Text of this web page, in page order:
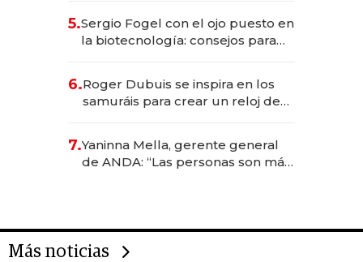
5.Sergio Fogel con el ojo puesto en
la biotecnología: consejos para
6.Roger Dubuis se inspira en los
samuráis para crear un reloj de
7.Yaninna Mella, gerente general
de ANDA: “Las personas son más
Más noticias